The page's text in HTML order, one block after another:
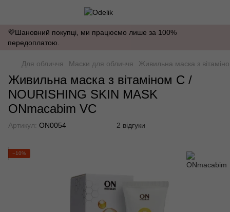
💜Шановний покупці, ми працюємо лише за 100%
передоплатою.
Для обличчя Маски для обличчя Живильна маска з
Живильна маска з вітаміном С /
NOURISHING SKIN MASK
ONmacabim VC
Артикул: ON0054 2 відгуки
−10%